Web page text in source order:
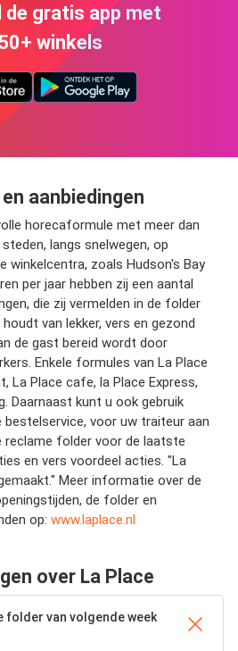
de gratis app met
winkels
aanbiedingen
horecaformule met meer dan
langs snelwegen, op
winkelcentra, zoals Hudson's Bay
per jaar hebben zij een aantal
die zij vermelden in de folder
van lekker, vers en gezond
de gast bereid wordt door
Enkele formules van La Place
La Place cafe, la Place Express,
Daarnaast kunt u ook gebruik
bestelservice, voor uw traiteur aan
reclame folder voor de laatste
en vers voordeel acties. "La
Meer informatie over de
de folder en
op: www.laplace.nl
over La Place
folder van volgende week